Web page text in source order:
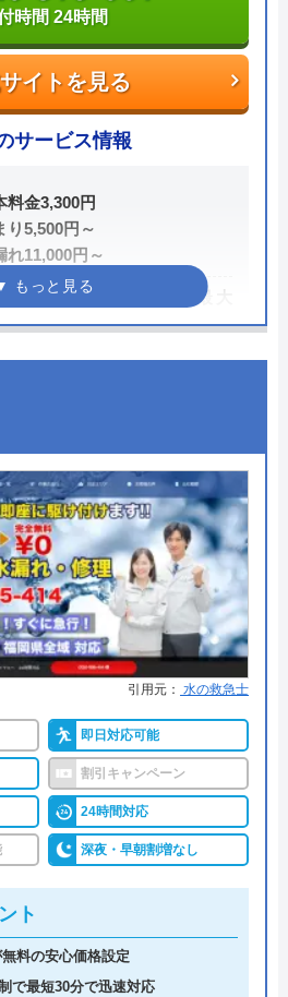
クチコミを見る
えれば、料金から1,000円割引
理見積は0円。排水管修理費
安値に挑戦しているので、良
わせがないという場合でも、
、銀行支払い、コンビニでの
るので安心してください。
3000-4096
時間 24時間
の基本情報
社JUNコーポレーション
二
0095
世田谷区瀬田二丁目27番3号
一部エリアを除く）
イトを見る
時間 24時間
サービス情報
料金3,300円
り5,500円～
れ11,000円～
限定割、作業料金から最大
円割引
15分
無休
見積もり無料
、PayPay、クレジットカー
NP後払い
対応件数100万件以上
年の無料点検・無料保証制度
険加入業者
詳細は公式HPでご確認ください
おすすめの理由
フが運営する水まわり修理サ
ト」は、水道局指定工事店の
水道業者です。
国と全国規模で対応エリアを
アの水道局から認定を受けて
引用元： 水の救急士
即日対応可能
割引キャンペーン
24時間対応
深夜・早朝割増なし
ト
料の安心価格設定
で最短30分で迅速対応